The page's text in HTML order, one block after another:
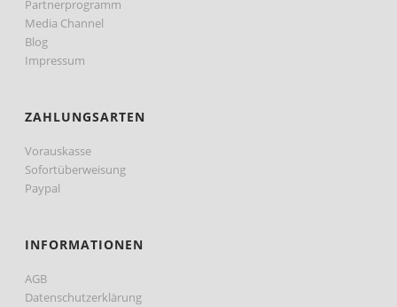
Partnerprogramm
Media Channel
Blog
Impressum
ZAHLUNGSARTEN
Vorauskasse
Sofortüberweisung
Paypal
INFORMATIONEN
AGB
Datenschutzerklärung